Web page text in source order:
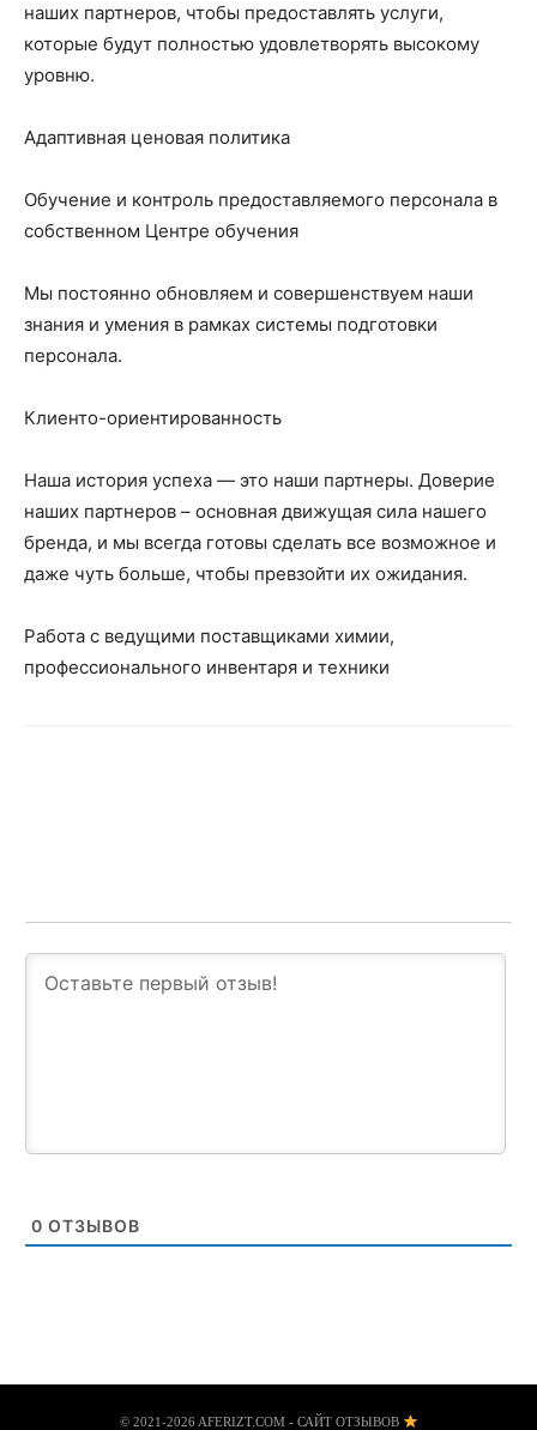
наших партнеров, чтобы предоставлять услуги,
которые будут полностью удовлетворять высокому
уровню.
Адаптивная ценовая политика
Обучение и контроль предоставляемого персонала в
собственном Центре обучения
Мы постоянно обновляем и совершенствуем наши
знания и умения в рамках системы подготовки
персонала.
Клиенто-ориентированность
Наша история успеха — это наши партнеры. Доверие
наших партнеров – основная движущая сила нашего
бренда, и мы всегда готовы сделать все возможное и
даже чуть больше, чтобы превзойти их ожидания.
Работа с ведущими поставщиками химии,
профессионального инвентаря и техники
0 ОТЗЫВОВ
© 2021-2026 AFERIZT.COM - САЙТ ОТЗЫВОВ